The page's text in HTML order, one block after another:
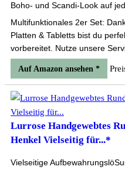
Boho- und Scandi-Look auf
Multifunktionales 2er Set:
Platten & Tabletts bist du
vorbereitet. Nutze unsere
Auf Amazon ansehen *
Lurrose Handgewebtes
Henkel Vielseitig für...*
Vielseitige